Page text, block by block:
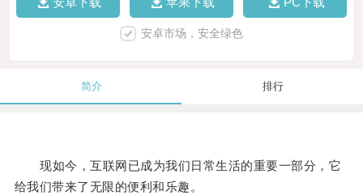
安卓市场，安全绿色
简介 排行
现如今，互联网已成为我们日常生活的重要一部分，它
给我们带来了无限的便利和乐趣。